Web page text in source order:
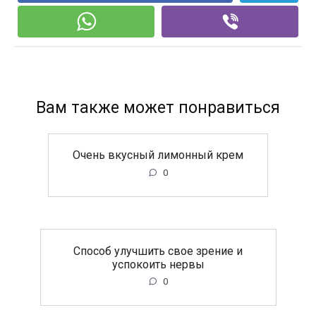
Вам также может понравиться
Очень вкусный лимонный крем
0
Способ улучшить свое зрение и
успокоить нервы
0